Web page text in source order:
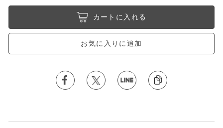
カートに入れる
お気に入りに追加